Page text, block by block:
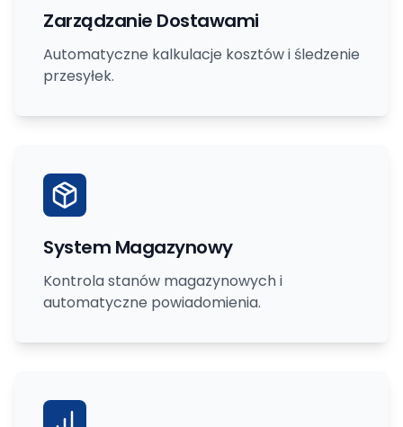
Zarządzanie Dostawami
Automatyczne kalkulacje kosztów i śledzenie
przesyłek.
System Magazynowy
Kontrola stanów magazynowych i
automatyczne powiadomienia.